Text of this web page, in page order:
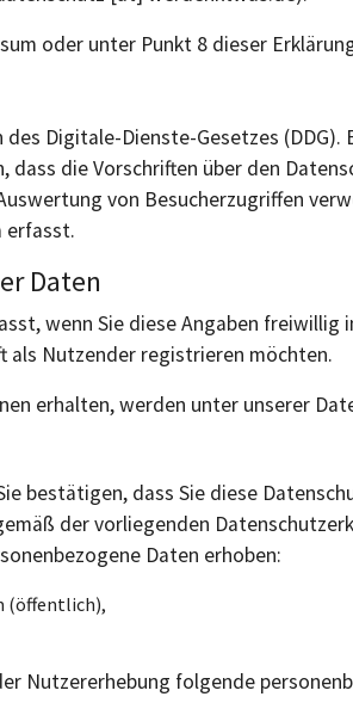
oder unter Punkt 8 dieser
Digitale-Dienste-Gesetzes
dass die Vorschriften über den
von Besucherzugriffen
erfasst.
Daten
wenn Sie diese Angaben
als Nutzender registrieren möchten.
erhalten, werden unter unserer
bestätigen, dass Sie diese
der vorliegenden
Daten erhoben:
(öffentlich),
Nutzererhebung folgende